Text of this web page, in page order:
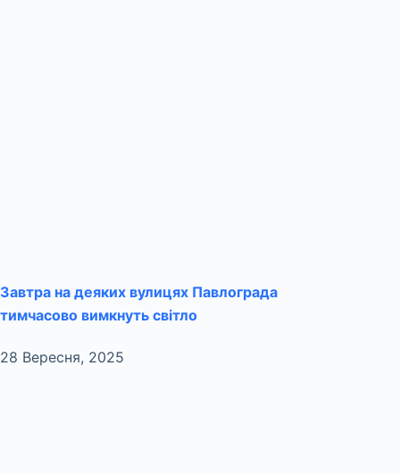
Завтра на деяких вулицях Павлограда
тимчасово вимкнуть світло
28 Вересня, 2025